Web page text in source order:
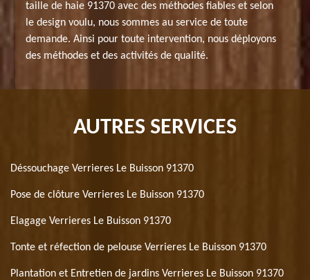
taille de haie 91370 avec des méthodes fiables et selon
le design voulu, nous sommes au service de toute
demande. Ainsi pour toute intervention, nous déployons
des méthodes et des activités de qualité.
AUTRES SERVICES
Déssouchage Verrieres Le Buisson 91370
Pose de clôture Verrieres Le Buisson 91370
Elagage Verrieres Le Buisson 91370
Tonte et réfection de pelouse Verrieres Le Buisson 91370
Plantation et Entretien de jardins Verrieres Le Buisson 91370